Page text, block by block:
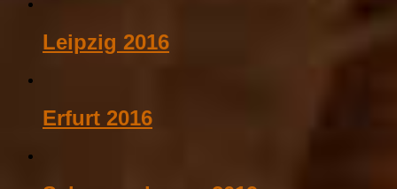
Leipzig 2016
Erfurt 2016